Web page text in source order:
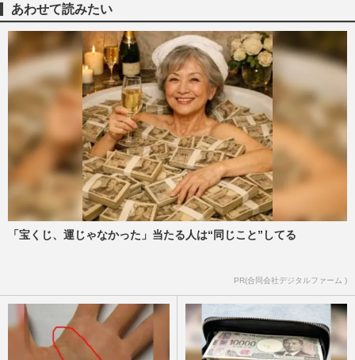
週刊女性PRIME
堤真一の『GIFT』は苦戦…日曜劇場「最
強の功労者」は 堺雅人か阿部寛か、次世
代・松坂桃李への期待と“世…
週刊女性PRIME 2026/5/3
鈴木亮平主演、Netflix『シティハンター』
続編が決定！日曜劇場『リブート』の合間
を縫って撮影…秘められ…
週刊女性PRIME
《冬ドラマ“よかった”ランキング》『リブ
あわせて読みたい
「宝くじ、運じゃなかった」当たる人は“同じこと”してる
PR(合同会社デジタルファーム )